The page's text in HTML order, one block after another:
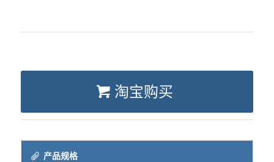
淘宝购买
产品规格